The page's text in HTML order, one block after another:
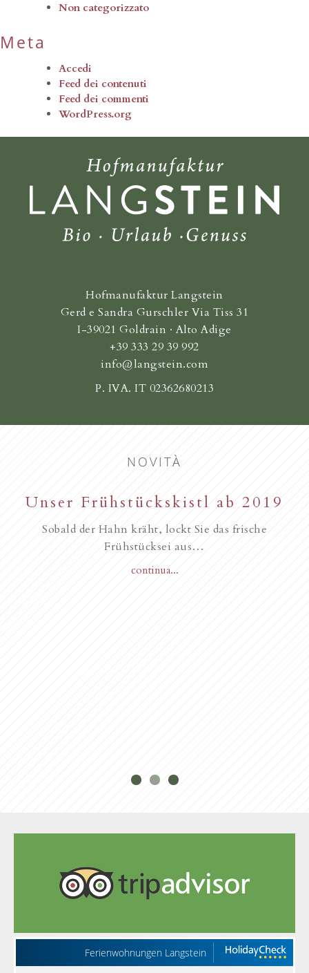
Non categorizzato
Meta
Accedi
Feed dei contenuti
Feed dei commenti
WordPress.org
Hofmanufaktur Langstein
Gerd e Sandra Gurschler Via Tiss 31
I-39021 Goldrain · Alto Adige
+39 333 29 39 992
info@langstein.com
P. IVA. IT 02362680213
NOVITÀ
Familie Gurschler wünscht all
unseren Gästen, Frohe
Weihnachten
Unser Frühstückskistl ab 2019
Sobald der Hahn kräht, lockt Sie das frische
Frühstücksei aus…
continua...
Ferienwohnungen Langstein